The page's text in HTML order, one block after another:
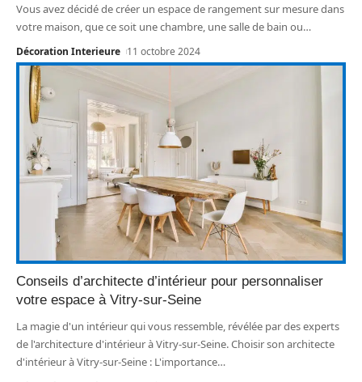
Vous avez décidé de créer un espace de rangement sur mesure dans
votre maison, que ce soit une chambre, une salle de bain ou…
Décoration Interieure 11 octobre 2024
Conseils d’architecte d’intérieur pour personnaliser
votre espace à Vitry-sur-Seine
La magie d'un intérieur qui vous ressemble, révélée par des experts
de l'architecture d'intérieur à Vitry-sur-Seine. Choisir son architecte
d'intérieur à Vitry-sur-Seine : L'importance…